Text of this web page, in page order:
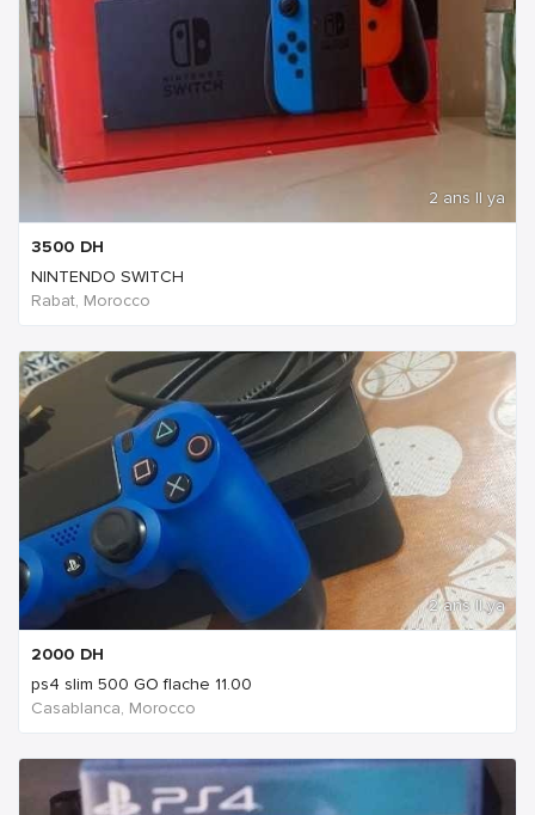
2 ans Il ya
3500 DH
NINTENDO SWITCH
Rabat, Morocco
2 ans Il ya
2000 DH
ps4 slim 500 GO flache 11.00
Casablanca, Morocco